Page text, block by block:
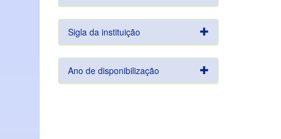
Sigla da instituição
Ano de disponibilização